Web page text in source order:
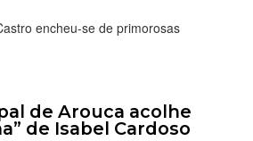
encheu-se de primorosas
de Arouca acolhe
de Isabel Cardoso